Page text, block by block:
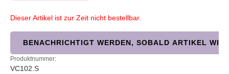
Dieser Artikel ist zur Zeit nicht bestellbar.
BENACHRICHTIGT WERDEN, SOBALD ARTIKEL
Produktnummer:
VC102.S